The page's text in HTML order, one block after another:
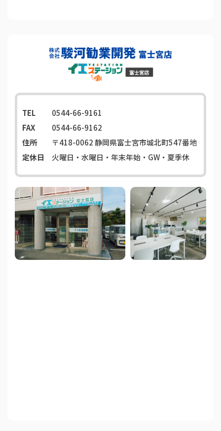
TEL
0544-66-9161
FAX
0544-66-9162
住所
〒418-0062静岡県富士宮市城北町547番地
定休日
火曜日・水曜日・年末年始・GW・夏季休